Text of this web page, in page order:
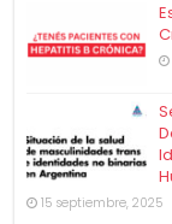
15 septiembre, 2025